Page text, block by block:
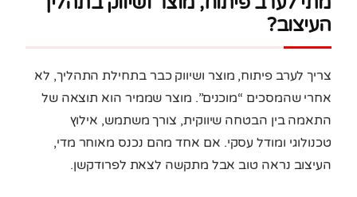
העיצוב?
צריך לערב פיתוח, מוצר ושיווק כבר בתחילת התהליך, לא
אחרי שהמסכים “מוכנים”. מוצר שממיר הוא תוצאה של
התאמה בין הבטחה שיווקית, צורך משתמש, אילוץ
טכנולוגי ומודל עסקי. אם אחד מהם נכנס מאוחר מדי,
העיצוב נראה טוב אבל מתקשה לצאת לפרודקשן.